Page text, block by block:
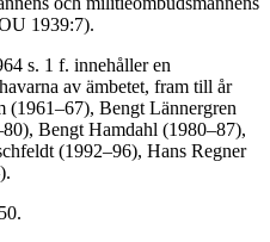
1939:7).
s. 1 f. innehåller en
av ämbetet, fram till år
(1961–67), Bengt Lännergren
Bengt Hamdahl (1980–87),
(1992–96), Hans Regner